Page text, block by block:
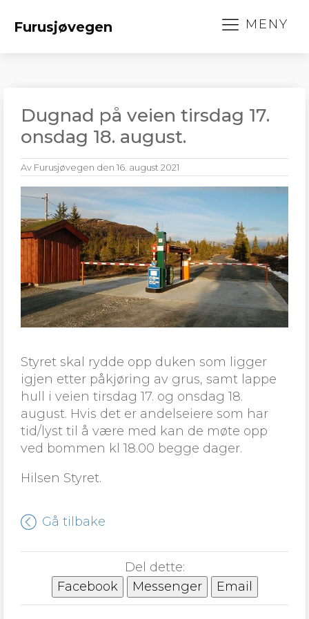
Furusjøvegen MENY
Dugnad på veien tirsdag 17.
onsdag 18. august.
Av Furusjøvegen den 16. august 2021
Styret skal rydde opp duken som ligger
igjen etter påkjøring av grus, samt lappe
hull i veien tirsdag 17. og onsdag 18.
august. Hvis det er andelseiere som har
tid/lyst til å være med kan de møte opp
ved bommen kl 18.00 begge dager.
Hilsen Styret.
Gå tilbake
Del dette:
Facebook
Messenger Email